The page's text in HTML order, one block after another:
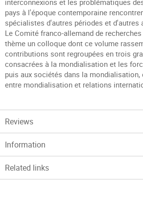
interconnexions et les problématiques
pays à l'époque contemporaine
spécialistes d'autres périodes et d'autres
Le Comité franco-allemand de
thème un colloque dont ce volume
contributions sont regroupées en trois
consacrées à la mondialisation et les
puis aux sociétés dans la mondialisation,
entre mondialisation et relations
Reviews
Information
Related links